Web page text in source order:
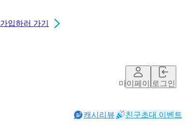
가입하러 가기
마이페이지로그인
캐시리뷰 친구초대 이벤트